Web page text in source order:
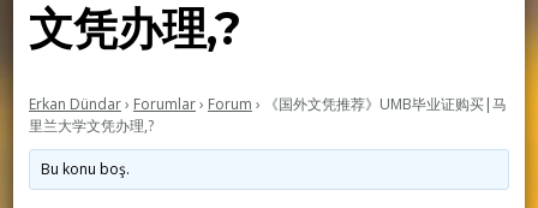
文凭办理,?
Erkan Dündar› Forumlar› Forum ›
《国外文凭推荐》UMB毕业证购买|马
里兰大学文凭办理,?
Bu konu boş.